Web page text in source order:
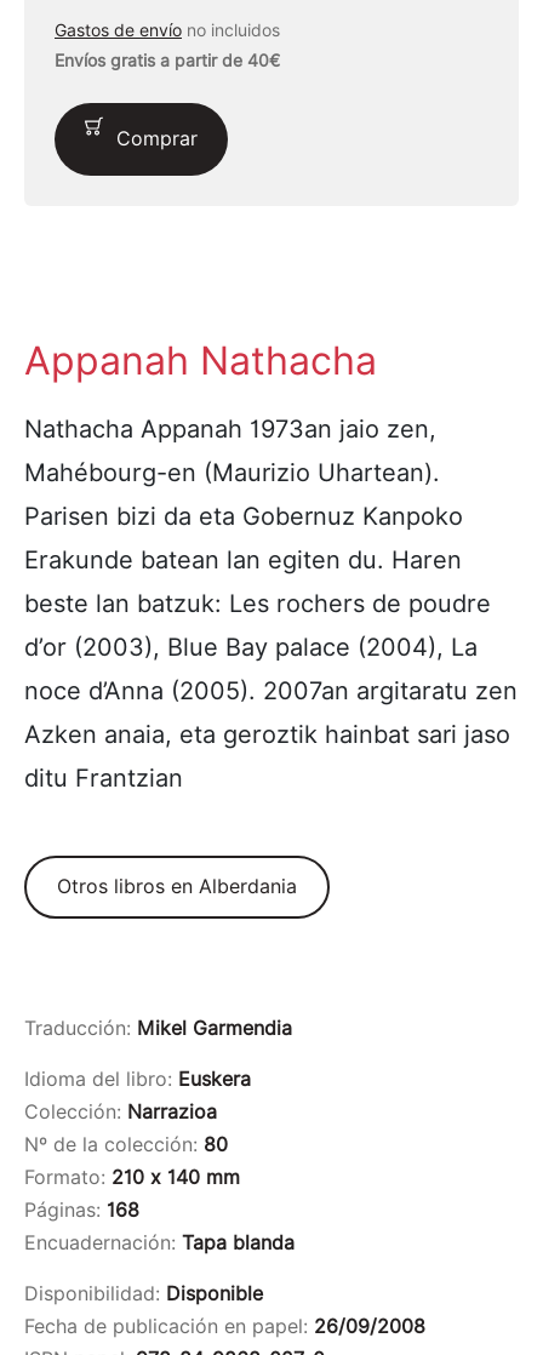
Gastos de envío no incluidos
Envíos gratis a partir de 40€
Comprar
Appanah Nathacha
Nathacha Appanah 1973an jaio zen,
Mahébourg-en (Maurizio Uhartean).
Parisen bizi da eta Gobernuz Kanpoko
Erakunde batean lan egiten du. Haren
beste lan batzuk: Les rochers de poudre
d’or (2003), Blue Bay palace (2004), La
noce d’Anna (2005). 2007an argitaratu zen
Azken anaia, eta geroztik hainbat sari jaso
ditu Frantzian
Otros libros en Alberdania
Traducción: Mikel Garmendia
Idioma del libro: Euskera
Colección: Narrazioa
Nº de la colección: 80
Formato: 210 x 140 mm
Páginas: 168
Encuadernación: Tapa blanda
Disponibilidad: Disponible
Fecha de publicación en papel: 26/09/2008